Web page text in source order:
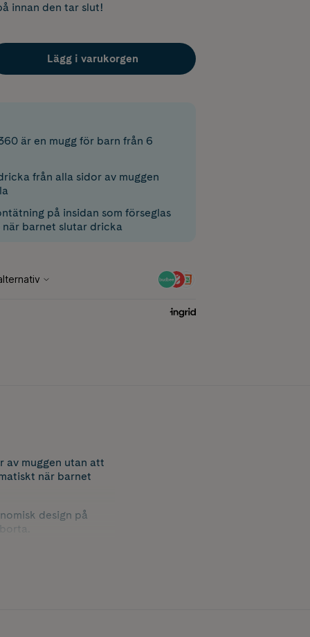
innan den tar slut!
Lägg i varukorgen
är en mugg för barn från 6
från alla sidor av muggen
på insidan som förseglas
barnet slutar dricka
av muggen utan att
när barnet
design på